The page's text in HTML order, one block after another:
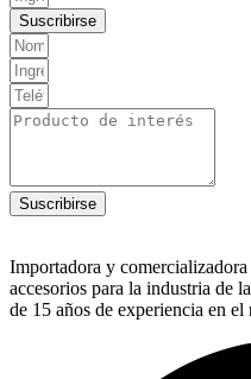
Suscribirse
Suscribirse
Importadora y
accesorios para la industria de
de 15 años de experiencia en el